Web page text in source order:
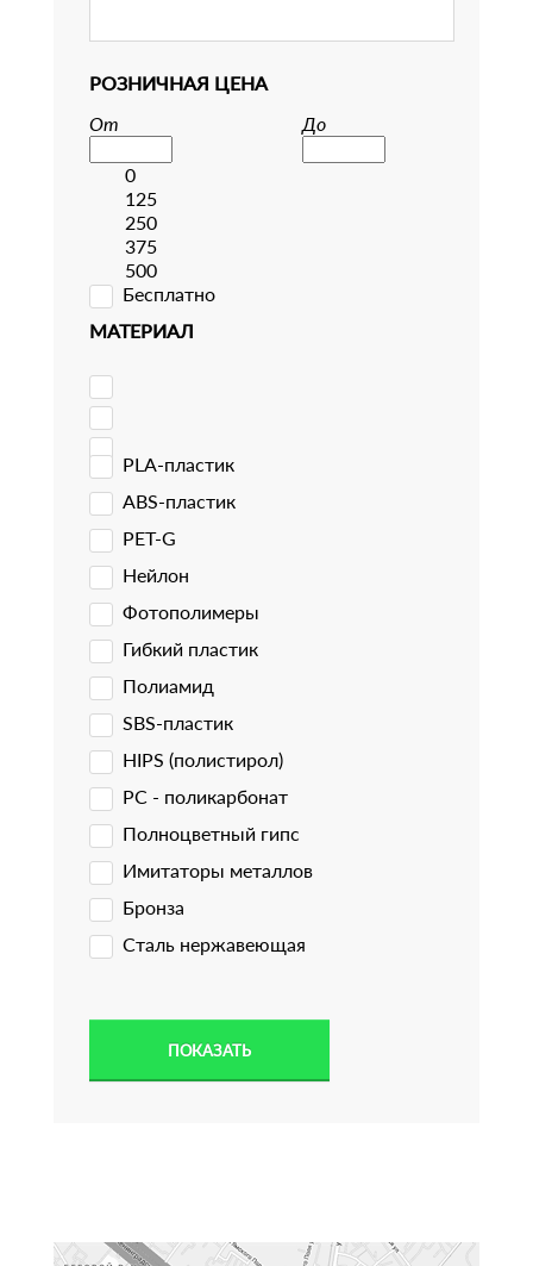
РОЗНИЧНАЯ ЦЕНА
От
До
0
125
250
375
500
Бесплатно
МАТЕРИАЛ
PLA-пластик
ABS-пластик
PET-G
Нейлон
Фотополимеры
Гибкий пластик
Полиамид
SBS-пластик
HIPS (полистирол)
PC - поликарбонат
Полноцветный гипс
Имитаторы металлов
Бронза
Сталь нержавеющая